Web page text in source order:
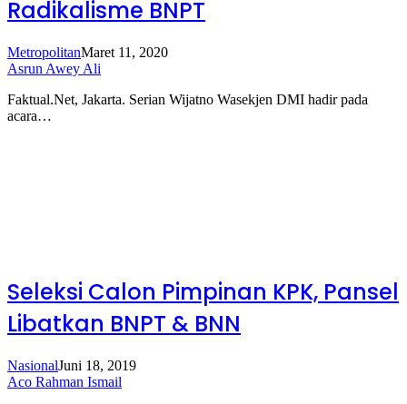
Radikalisme BNPT
MetropolitanMaret 11, 2020
Asrun Awey Ali
Faktual.Net, Jakarta. Serian Wijatno Wasekjen DMI hadir pada
acara…
Seleksi Calon Pimpinan KPK, Pansel
Libatkan BNPT & BNN
NasionalJuni 18, 2019
Aco Rahman Ismail